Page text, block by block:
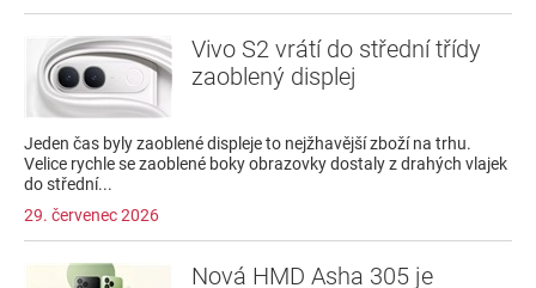
Vivo S2 vrátí do střední třídy
zaoblený displej
Jeden čas byly zaoblené displeje to nejžhavější zboží na trhu.
Velice rychle se zaoblené boky obrazovky dostaly z drahých vlajek
do střední...
29. červenec 2026
Nová HMD Asha 305 je